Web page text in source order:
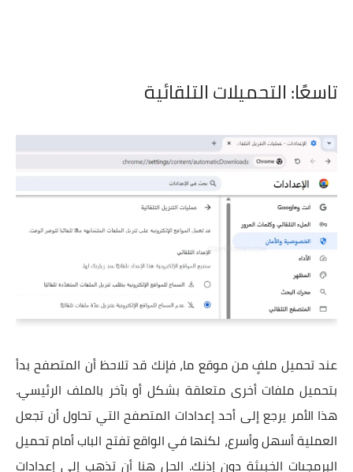
تاسعًا: التحميلات التلقائية
عند تحميل ملفٍ من موقع ما، فإنك قد تلاحظ أن المتصفح بدأ
بتحميل ملفات أخرى متعلقة بشكل أو بآخر بالملف الرئيسي.
هذا الأمر يرجع إلى أحد إعدادات المتصفح التي تحاول أن تجعل
العملية أسهل وأسرع، لكنها في الواقع تفتح الباب أمام تحميل
البرمجيات الخبيثة دون إذنك. الحل هنا أن تذهب إلى إعدادات